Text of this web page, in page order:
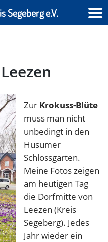
Zur Krokuss-Blüte
muss man nicht
unbedingt in den
Husumer
Schlossgarten.
Meine Fotos zeigen
am heutigen Tag
die Dorfmitte von
Leezen (Kreis
Segeberg). Jedes
Jahr wieder ein
Segeberg e.V.